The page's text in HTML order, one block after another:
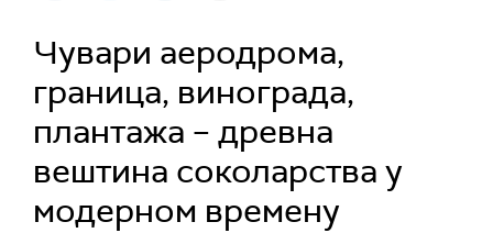
Чувари аеродрома,
граница, винограда,
плантажа – древна
вештина соколарства у
модерном времену